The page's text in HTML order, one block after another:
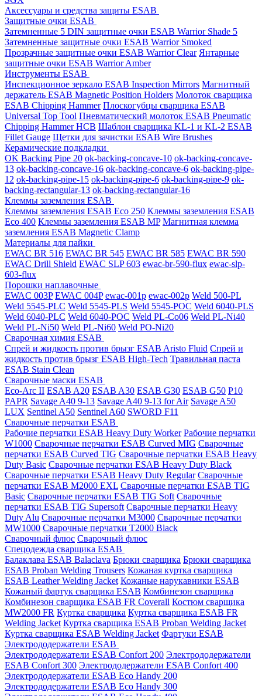
Аксессуары и средства защиты ESAB
Защитные очки ESAB
Затемненные 5 DIN защитные очки ESAB Warrior Shade 5
Затемненные защитные очки ESAB Warrior Smoked
Прозрачные защитные очки ESAB Warrior Clear Янтарные
защитные очки ESAB Warrior Amber
Инструменты ESAB
Инспекционное зеркало ESAB Inspection Mirrors Магнитный
держатель ESAB Magnetic Position Holders Молоток сварщика
ESAB Chipping Hammer Плоскогубцы сварщика ESAB
Universal Top Tool Пневматический молоток ESAB Pneumatic
Chipping Hammer HCB Шаблон сварщика KL-1 и KL-2 ESAB
Fillet Gauge Щетки для зачистки ESAB Wire Brushes
Керамические подкладки
OK Backing Pipe 20 ok-backing-concave-10 ok-backing-concave-
13 ok-backing-concave-16 ok-backing-concave-6 ok-backing-pipe-
12 ok-backing-pipe-15 ok-backing-pipe-6 ok-backing-pipe-9 ok-
backing-rectangular-13 ok-backing-rectangular-16
Клеммы заземления ESAB
Клеммы заземления ESAB Eco 250 Клеммы заземления ESAB
Eco 400 Клеммы заземления ESAB MP Магнитная клемма
заземления ESAB Magnetic Clamp
Материалы для пайки
EWAC BR 516 EWAC BR 545 EWAC BR 585 EWAC BR 590
EWAC Drill Shield EWAC SLP 603 ewac-br-590-flux ewac-slp-
603-flux
Порошки наплавочные
EWAC 003P EWAC 004P ewac-001p ewac-002p Weld 500-PL
Weld 5545-PLC Weld 5545-PLS Weld 5545-POC Weld 6040-PLS
Weld 6040-PLС Weld 6040-POC Weld PL-Co06 Weld PL-Ni40
Weld PL-Ni50 Weld PL-Ni60 Weld PO-Ni20
Сварочная химия ESAB
Спрей и жидкость против брызг ESAB Aristo Fluid Спрей и
жидкость против брызг ESAB High-Tech Травильная паста
ESAB Stain Clean
Сварочные маски ESAB
Eco-Arc II ESAB A20 ESAB A30 ESAB G30 ESAB G50 P10
PAPR Savage A40 9-13 Savage A40 9-13 for Air Savage A50
LUX Sentinel A50 Sentinel A60 SWORD F11
Сварочные перчатки ESAB
Рабочие перчатки ESAB Heavy Duty Worker Рабочие перчатки
W1000 Сварочные перчатки ESAB Curved MIG Сварочные
перчатки ESAB Curved TIG Сварочные перчатки ESAB Heavy
Duty Basic Сварочные перчатки ESAB Heavy Duty Black
Сварочные перчатки ESAB Heavy Duty Regular Сварочные
перчатки ESAB M2000 EXL Сварочные перчатки ESAB TIG
Basic Сварочные перчатки ESAB TIG Soft Сварочные
перчатки ESAB TIG Supersoft Сварочные перчатки Heavy
Duty Alu Сварочные перчатки M3000 Сварочные перчатки
MW1000 Сварочные перчатки T2000 Black
Сварочный флюс Сварочный флюс
Спецодежда сварщика ESAB
Балаклава ESAB Balaclava Брюки сварщика Брюки сварщика
ESAB Proban Welding Trousers Кожаная куртка сварщика
ESAB Leather Welding Jacket Кожаные нарукавники ESAB
Кожаный фартук сварщика ESAB Комбинезон сварщика
Комбинезон сварщика ESAB FR Coverall Костюм сварщика
MW2000 FR Куртка сварщика Куртка сварщика ESAB FR
Welding Jacket Куртка сварщика ESAB Proban Welding Jacket
Куртка сварщика ESAB Welding Jacket Фартуки ESAB
Электрододержатели ESAB
Электрододержатели ESAB Confort 200 Электрододержатели
ESAB Confort 300 Электрододержатели ESAB Confort 400
Электрододержатели ESAB Eco Handy 200
Электрододержатели ESAB Eco Handy 300